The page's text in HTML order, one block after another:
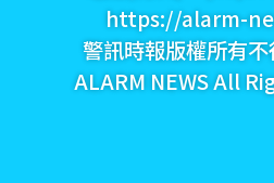
https://alarm-
警訊時報版權所有
ALARM NEWS All